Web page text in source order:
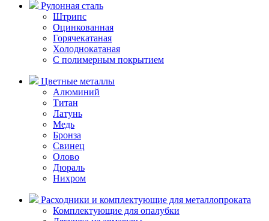
Рулонная сталь
Штрипс
Оцинкованная
Горячекатаная
Холоднокатаная
С полимерным покрытием
Цветные металлы
Алюминий
Титан
Латунь
Медь
Бронза
Свинец
Олово
Дюраль
Нихром
Расходники и комплектующие для металлопроката
Комплектующие для опалубки